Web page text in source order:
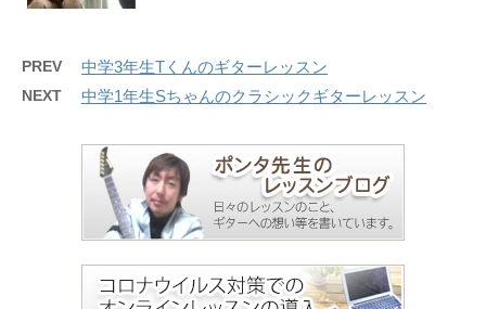
PREV 中学3年生Tくんのギターレッスン
NEXT 中学1年生Sちゃんのクラシックギターレッスン